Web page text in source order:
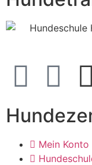
Mein Konto